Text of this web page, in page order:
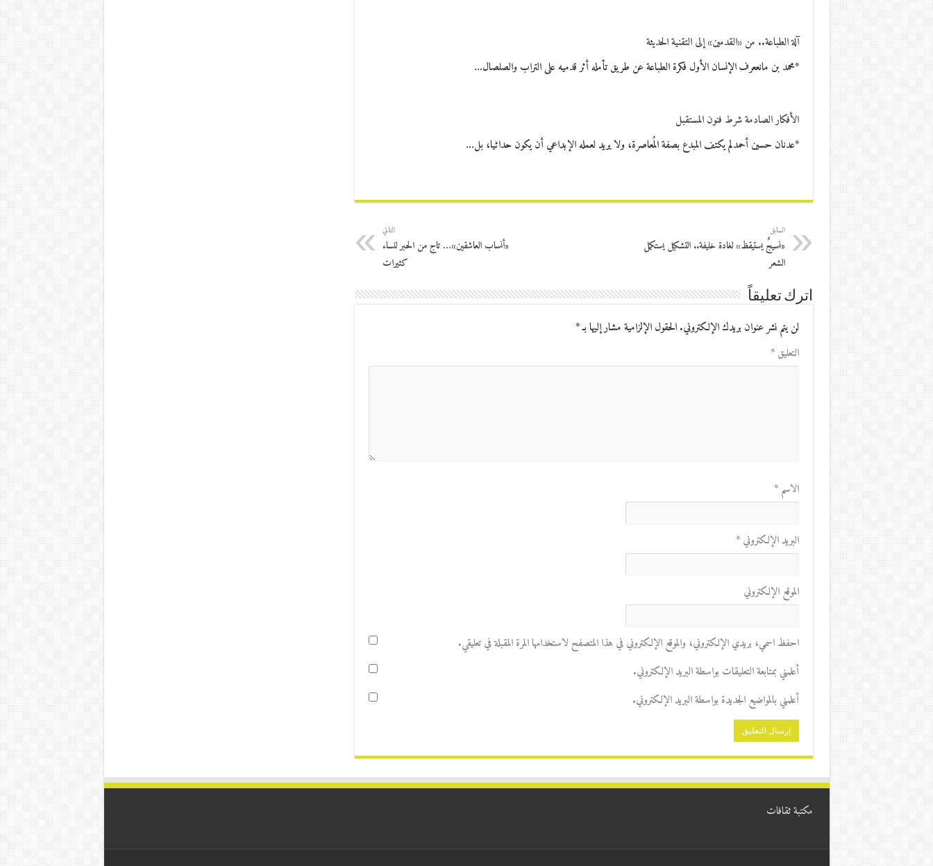
آلة الطباعة.. من «القدمين» إلى التقنية الحديثة
*محمد بن مانععرف الإنسان الأول فكرة الطباعة عن طريق تأمله أثر قدميه على التراب والصلصال…
الأفكار الصادمة شرط فنون المستقبل
*عدنان حسين أحمدلم يكتف المبدع بصفة المُعاصرة، ولا يريد لعمله الإبداعي أن يكون حداثيا، بل…
السابق
«نسيجٌ يستيقظ» لغادة خليفة.. التشكيل يستكمل
الشعر
التالي
«أنساب العاشقين»… تاج من الحبر لنساء
كثيرات
اترك تعليقاً
لن يتم نشر عنوان بريدك الإلكتروني. الحقول الإلزامية مشار إليها بـ*
التعليق*
الاسم*
البريد الإلكتروني*
الموقع الإلكتروني
احفظ اسمي، بريدي الإلكتروني، والموقع الإلكتروني في هذا المتصفح لاستخدامها المرة المقبلة في تعليقي.
أعلمني بمتابعة التعليقات بواسطة البريد الإلكتروني.
أعلمني بالمواضيع الجديدة بواسطة البريد الإلكتروني.
مكتبة ثقافات